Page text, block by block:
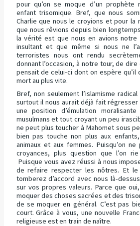
pour qu’on se moque d’un prophète
enfant trisomique. Bref, que nous
Charlie que nous le croyions et pour
que nous rêvions depuis bien
la vérité est que nous en avions notre
insultant et que même si nous ne
terroristes nous ont rendu
donnant l’occasion, à notre tour, de dire
pensait de celui-ci dont on espère qu’il
mort au plus vite.
Bref, non seulement l’islamisme
surtout il nous aurait déjà fait
une position d’émulation
musulmans et tout croyant un peu
ne peut plus toucher à Mahomet sous
bien pas touche non plus aux
animaux et aux femmes. Puisqu’on
croyances, plus question que l’on
Puisque vous avez réussi à nous
de refaire respecter les nôtres. Et le
tomberez d’accord avec nous là-
sur vos propres valeurs. Parce que
moquer des choses sacrées et des
de se moquer en général. C’est pas
court. Grâce à vous, une nouvelle
religieuse est en train de naître.